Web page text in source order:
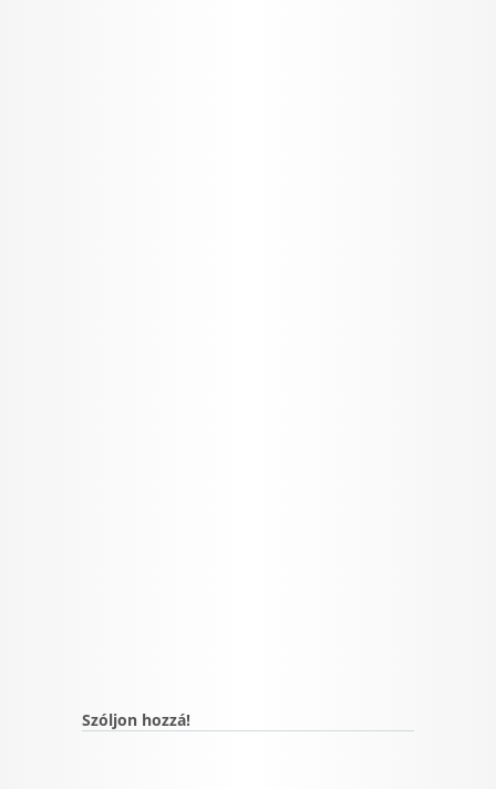
Szóljon hozzá!